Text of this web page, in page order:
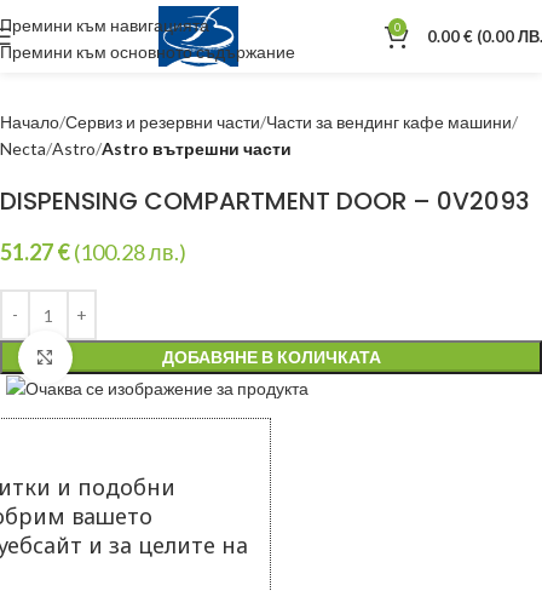
Премини към навигацията
Премини към основното съдържание
0 0.00€ (0.00
Начало Сервиз и резервни части Части за вендинг кафе машини
Necta Astro Astro вътрешни части
Уголеми
DISPENSING COMPARTMENT DOOR – 0V2093
51.27€(100.28 лв.)
ДОБАВЯНЕ В КОЛИЧКАТА
и подобни
вашето
и за целите на